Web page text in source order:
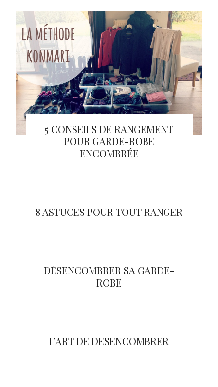
5 CONSEILS DE RANGEMENT
POUR GARDE-ROBE
ENCOMBRÉE
8 ASTUCES POUR TOUT RANGER
DÉSENCOMBRER SA GARDE-
ROBE
L’ART DE DÉSENCOMBRER